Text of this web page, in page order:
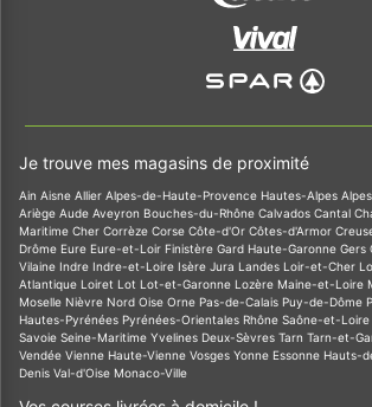
Je trouve mes magasins de proximité
Ain Aisne Allier Alpes-de-Haute-Provence Hautes-Alpes
Ariège Aude Aveyron Bouches-du-Rhône Calvados Cantal
Maritime Cher Corrèze Corse Côte-d'Or Côtes-d'Armor
Drôme Eure Eure-et-Loir Finistère Gard Haute-Garonne Gers
Vilaine Indre Indre-et-Loire Isère Jura Landes Loir-et-Cher
Atlantique Loiret Lot Lot-et-Garonne Lozère Maine-et-Loire
Moselle Nièvre Nord Oise Orne Pas-de-Calais Puy-de-Dôme
Hautes-Pyrénées Pyrénées-Orientales Rhône Saône-et-Loire
Savoie Seine-Maritime Yvelines Deux-Sèvres Tarn Tarn-et-
Vendée Vienne Haute-Vienne Vosges Yonne Essonne Hauts-
Denis Val-d'Oise Monaco-Ville